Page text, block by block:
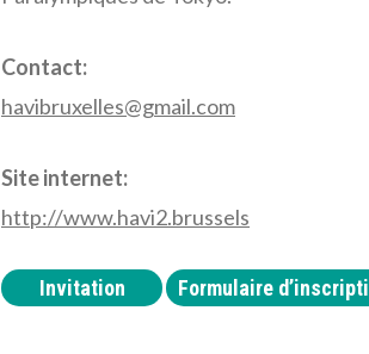
Contact:
havibruxelles@gmail.com
Site internet:
http://www.havi2.brussels
Invitation Formulaire